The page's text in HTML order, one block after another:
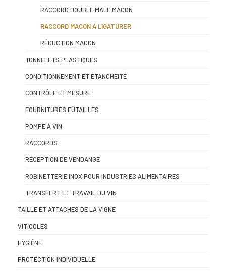
RACCORD DOUBLE MALE MACON
RACCORD MACON À LIGATURER
RÉDUCTION MACON
TONNELETS PLASTIQUES
CONDITIONNEMENT ET ÉTANCHÉITÉ
CONTRÔLE ET MESURE
FOURNITURES FÛTAILLES
POMPE À VIN
RACCORDS
RÉCEPTION DE VENDANGE
ROBINETTERIE INOX POUR INDUSTRIES ALIMENTAIRES
TRANSFERT ET TRAVAIL DU VIN
TAILLE ET ATTACHES DE LA VIGNE
VITICOLES
HYGIÈNE
PROTECTION INDIVIDUELLE